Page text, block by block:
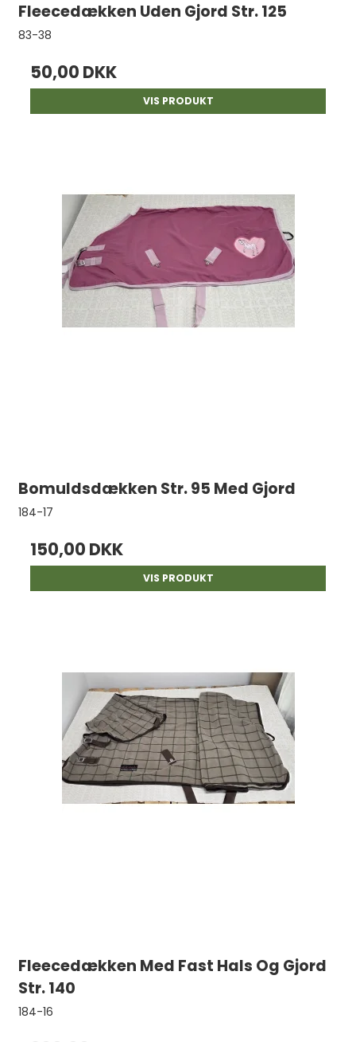
Fleecedækken Uden Gjord Str. 125
83-38
50,00 DKK
VIS PRODUKT
Bomuldsdækken Str. 95 Med Gjord
184-17
150,00 DKK
VIS PRODUKT
Fleecedækken Med Fast Hals Og Gjord
Str. 140
184-16